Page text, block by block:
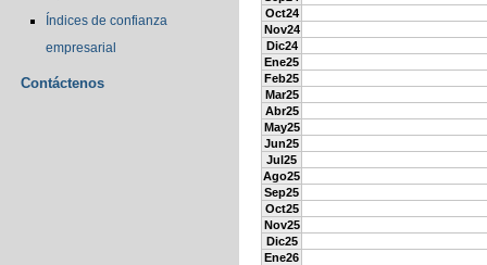
Índices de confianza
empresarial
Contáctenos
Oct24
Nov24
Dic24
Ene25
Feb25
Mar25
Abr25
May25
Jun25
Jul25
Ago25
Sep25
Oct25
Nov25
Dic25
Ene26